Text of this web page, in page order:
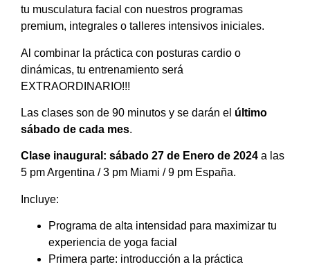
tu musculatura facial con nuestros programas
premium, integrales o talleres intensivos iniciales.
Al combinar la práctica con posturas cardio o
dinámicas, tu entrenamiento será
EXTRAORDINARIO!!!
Las clases son de 90 minutos y se darán el último
sábado de cada mes.
Clase inaugural: sábado 27 de Enero de 2024 a las
5 pm Argentina / 3 pm Miami / 9 pm España.
Incluye:
Programa de alta intensidad para maximizar tu
experiencia de yoga facial
Primera parte: introducción a la práctica